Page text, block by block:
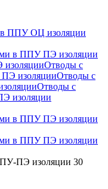
ППУ ОЦ изоляции
в ППУ ПЭ изоляции
Отводы с
ПЭ изоляцииОтводы с
Отводы с
изоляции
в ППУ ПЭ изоляции
в ППУ ПЭ изоляции
ПЭ изоляции 30